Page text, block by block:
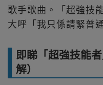
歌手歌曲。「超強技
大呼「我只係請緊普
即睇「超強技能
解）